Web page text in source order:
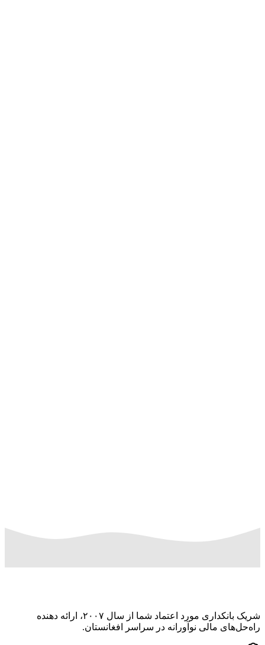
شریک بانکداری مورد اعتماد شما از سال ۲۰۰۷، ارائه دهنده
راه‌حل‌های مالی نوآورانه در سراسر افغانستان.